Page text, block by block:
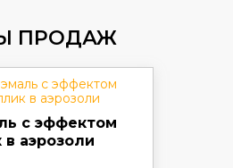
ПРОДАЖ
с эффектом
аэрозоли